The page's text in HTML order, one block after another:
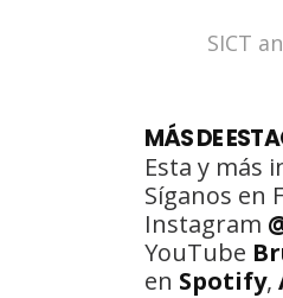
SICT
MÁS DE
Esta y más
Síganos en
Instagram
YouTube
en Spotify,